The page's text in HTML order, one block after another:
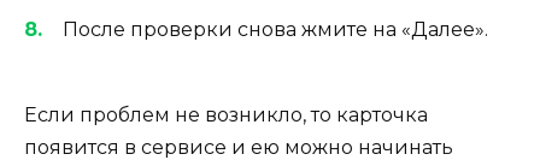
После проверки снова жмите на «Далее».
Если проблем не возникло, то карточка
появится в сервисе и ею можно начинать